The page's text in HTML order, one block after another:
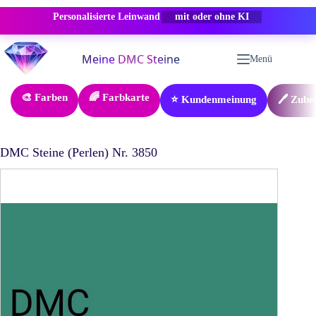
Personalisierte Leinwand -50% RABATT
Zum
Inhalt
springen
Menü
🎨 Farben 🌈 Farbkarte ⭐ Kundenmeinung 🖊️
DMC Steine (Perlen) Nr. 3850